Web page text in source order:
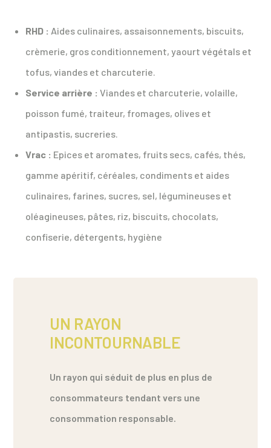
RHD : Aides culinaires, assaisonnements, biscuits,
crèmerie, gros conditionnement, yaourt végétals et
tofus, viandes et charcuterie.
Service arrière : Viandes et charcuterie, volaille,
poisson fumé, traiteur, fromages, olives et
antipastis, sucreries.
Vrac : Epices et aromates, fruits secs, cafés, thés,
gamme apéritif, céréales, condiments et aides
culinaires, farines, sucres, sel, légumineuses et
oléagineuses, pâtes, riz, biscuits, chocolats,
confiserie, détergents, hygiène
UN RAYON
INCONTOURNABLE
Un rayon qui séduit de plus en plus de
consommateurs tendant vers une
consommation responsable.